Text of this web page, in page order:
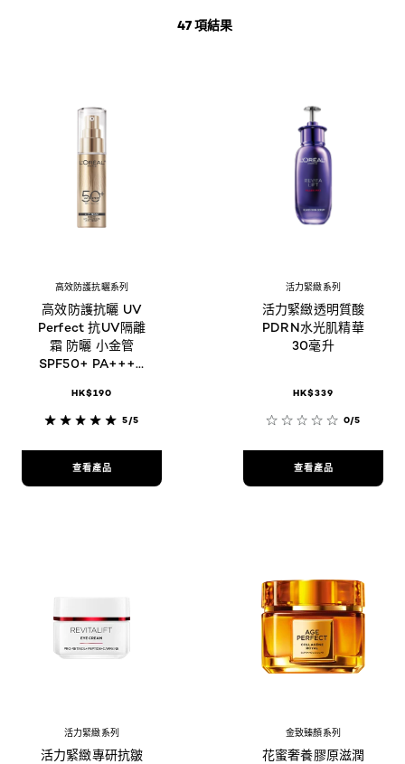
47 項結果
高效防護抗曬系列
高效防護抗曬 UV
Perfect 抗UV隔離
霜 防曬 小金管
SPF50+ PA++++
HK$190
5/5
查看產品
活力緊緻系列
活力緊緻透明質酸
PDRN水光肌精華
30毫升
HK$339
0/5
查看產品
活力緊緻系列
活力緊緻專研抗皺
金致臻顏系列
花蜜奢養膠原滋潤